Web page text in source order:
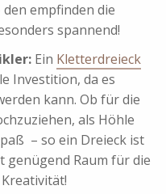
empfinden die
spannend!
: Ein Kletterdreieck
Investition, da es
kann. Ob für die
als Höhle
– so ein Dreieck ist
Raum für die